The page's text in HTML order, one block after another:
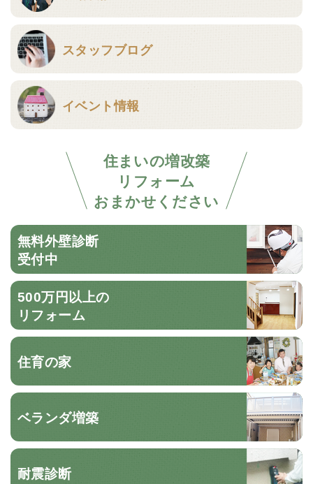
スタッフブログ
イベント情報
住まいの増改築
リフォーム
おまかせください
無料外壁診断
受付中
500万円以上の
リフォーム
住育の家
ベランダ増築
耐震診断